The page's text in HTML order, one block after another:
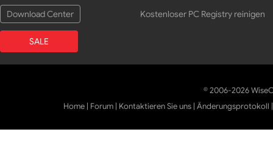
Download Center
SALE
Kostenloser PC Registry reinigen
© 2006-2026
Home | Forum | Kontaktieren Sie uns |Änderungsprotokoll